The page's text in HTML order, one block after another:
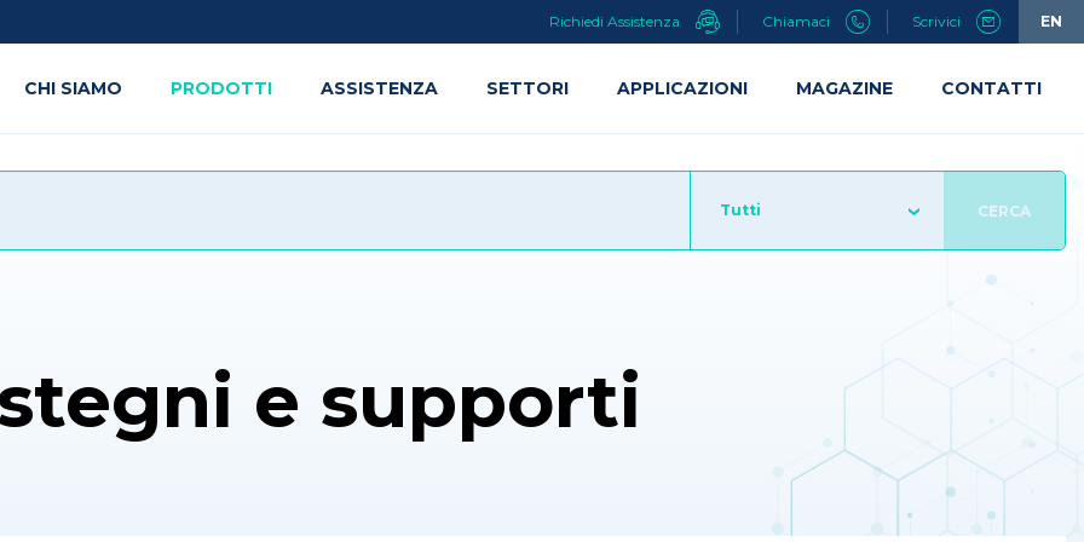
Tutti CERCA
e supporti
Richiedi Assistenza Chiamaci Scrivici EN
CHI SIAMO PRODOTTI ASSISTENZA SETTORI APPLICAZIONI MAGAZINE CONTATTI